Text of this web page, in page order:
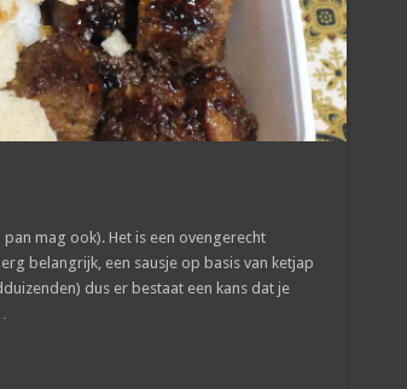
mag ook). Het is een ovengerecht
belangrijk, een sausje op basis van ketjap
dus er bestaat een kans dat je